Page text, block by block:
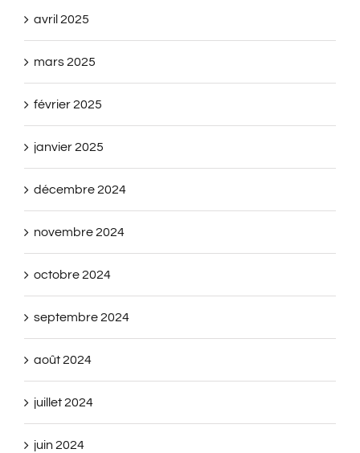
avril 2025
mars 2025
février 2025
janvier 2025
décembre 2024
novembre 2024
octobre 2024
septembre 2024
août 2024
juillet 2024
juin 2024